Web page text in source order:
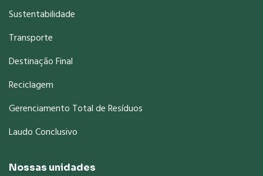
Sustentabilidade
Transporte
Destinação Final
Reciclagem
Gerenciamento Total de Resíduos
Laudo Conclusivo
Nossas unidades